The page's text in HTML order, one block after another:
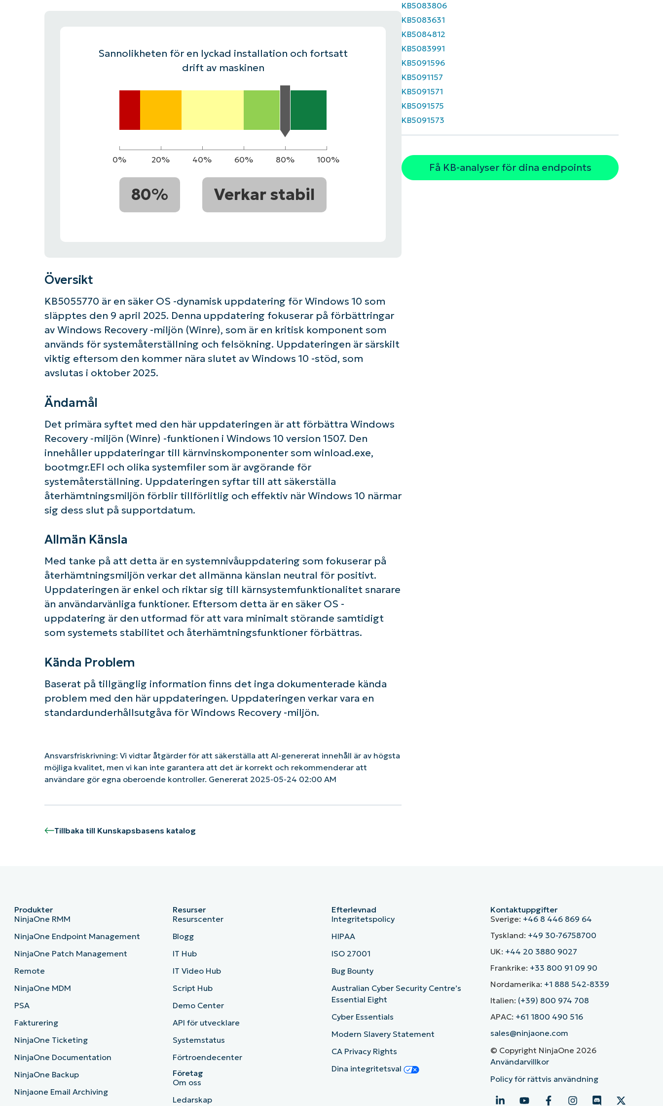
Sannolikheten för en lyckad installation och fortsatt
drift av maskinen
0% 20% 40% 60% 80% 100%
80% Verkar stabil
Översikt
KB5055770 är en säker OS -dynamisk uppdatering för Windows 10 som
släpptes den 9 april 2025. Denna uppdatering fokuserar på förbättringar
av Windows Recovery -miljön (Winre), som är en kritisk komponent som
används för systemåterställning och felsökning. Uppdateringen är särskilt
viktig eftersom den kommer nära slutet av Windows 10 -stöd, som
avslutas i oktober 2025.
Ändamål
Det primära syftet med den här uppdateringen är att förbättra Windows
Recovery -miljön (Winre) -funktionen i Windows 10 version 1507. Den
innehåller uppdateringar till kärnvinskomponenter som winload.exe,
bootmgr.EFI och olika systemfiler som är avgörande för
systemåterställning. Uppdateringen syftar till att säkerställa
återhämtningsmiljön förblir tillförlitlig och effektiv när Windows 10 närmar
sig dess slut på supportdatum.
Allmän Känsla
Med tanke på att detta är en systemnivåuppdatering som fokuserar på
återhämtningsmiljön verkar det allmänna känslan neutral för positivt.
Uppdateringen är enkel och riktar sig till kärnsystemfunktionalitet snarare
än användarvänliga funktioner. Eftersom detta är en säker OS -
uppdatering är den utformad för att vara minimalt störande samtidigt
som systemets stabilitet och återhämtningsfunktioner förbättras.
Kända Problem
Baserat på tillgänglig information finns det inga dokumenterade kända
problem med den här uppdateringen. Uppdateringen verkar vara en
standardunderhållsutgåva för Windows Recovery -miljön.
Ansvarsfriskrivning: Vi vidtar åtgärder för att säkerställa att AI-genererat innehåll är av högsta
möjliga kvalitet, men vi kan inte garantera att det är korrekt och rekommenderar att
användare gör egna oberoende kontroller. Genererat 2025-05-24 02:00 AM
Tillbaka till Kunskapsbasens katalog
KB5083806
KB5083631
KB5084812
KB5083991
KB5091596
KB5091157
KB5091571
KB5091575
KB5091573
Få KB-analyser för dina endpoints
Kom igång med NinjaOne AI-drivna KB-analyser!
First
and
Business
Company
name*
Produkter
NinjaOne RMM
NinjaOne Endpoint Management
NinjaOne Patch Management
Remote
NinjaOne MDM
PSA
Fakturering
NinjaOne Ticketing
NinjaOne Documentation
NinjaOne Backup
Ninjaone Email Archiving
Resurser
Resurscenter
Blogg
IT Hub
IT Video Hub
Script Hub
Demo Center
API för utvecklare
Systemstatus
Förtroendecenter
Företag
Om oss
Ledarskap
Efterlevnad
Integritetspolicy
HIPAA
ISO 27001
Bug Bounty
Australian Cyber Security Centre’s
Essential Eight
Cyber Essentials
Modern Slavery Statement
CA Privacy Rights
Dina integritetsval
Kontaktuppgifter
Sverige: +46 8 446 869 64
Tyskland: +49 30-76758700
UK: +44 20 3880 9027
Frankrike: +33 800 91 09 90
Nordamerika: +1 888 542-8339
Italien: (+39) 800 974 708
APAC: +61 1800 490 516
sales@ninjaone.com
© Copyright NinjaOne 2026
Användarvillkor
Policy för rättvis användning